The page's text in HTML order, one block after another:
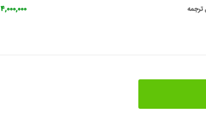
ترجمه ۴,۰۰۰,۰۰۰ تومان